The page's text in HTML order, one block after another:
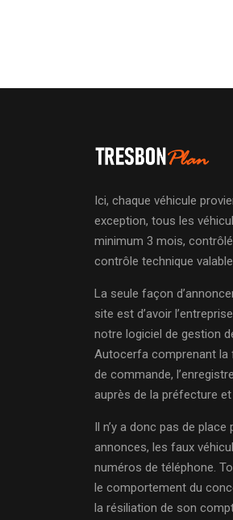
Ici, chaque véhicule
exception, tous les
minimum 3 mois,
contrôle technique
La seule façon
site est d’avoir
notre logiciel de gestion
Autocerfa comprenant la
de commande,
auprès de la préfecture
Il n’y a donc pas de
annonces, les faux
numéros de téléphone.
le comportement du
la résiliation de son